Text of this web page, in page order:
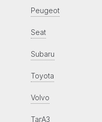
Peugeot
Seat
Subaru
Toyota
Volvo
ТагАЗ